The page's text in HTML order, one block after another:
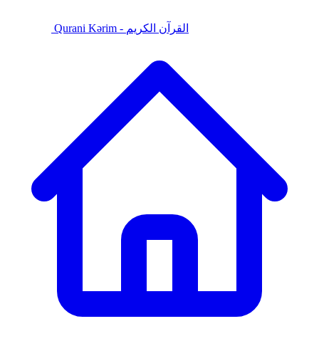
Qurani Kərim - القرآن الكريم